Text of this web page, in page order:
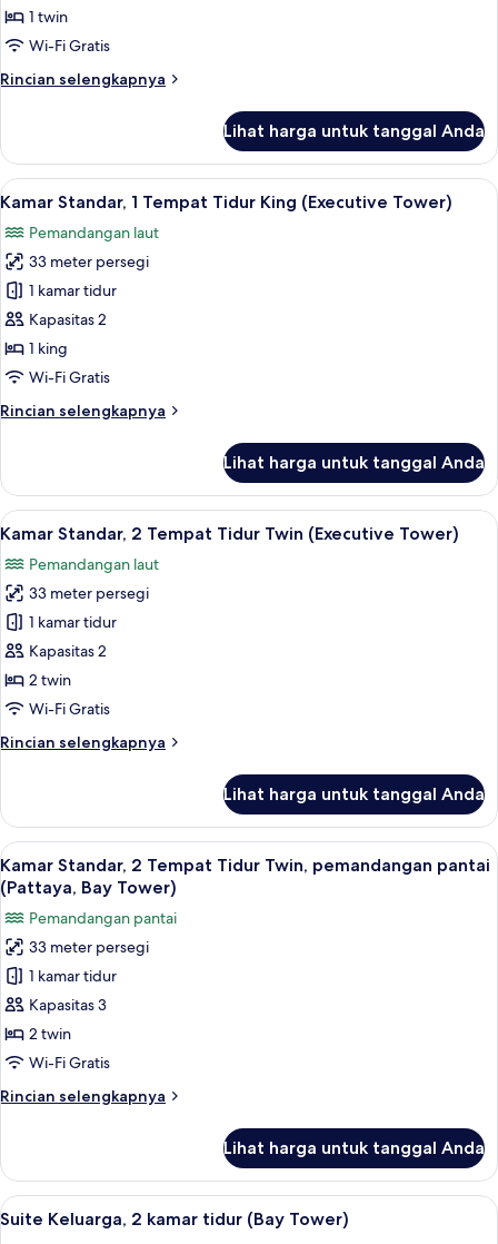
1 twin
Wi-Fi Gratis
Rincian selengkapnya
Rincian
Kamar
Standar
Lihat harga untuk tanggal Anda
Lihat
semua
foto
untuk
Kamar
Standar,
1
Tempat
King
Kamar Standar, 1 Tempat Tidur
3
Kamar Standar, 1 Tempat Tidur King (Executive Tower)
Pemandangan laut
33 meter persegi
1 kamar tidur
Kapasitas 2
1 king
Wi-Fi Gratis
Rincian selengkapnya
Rincian
Kamar
Standar,
1
Tidur
King
(Executive
Tower)
Lihat harga untuk tanggal Anda
Lihat
semua
foto
untuk
Kamar
Standar,
2
Tempat
Twin
Kamar Standar, 2 Tempat Tidur
6
Kamar Standar, 2 Tempat Tidur Twin (Executive Tower)
Pemandangan laut
33 meter persegi
1 kamar tidur
Kapasitas 2
2 twin
Wi-Fi Gratis
Rincian selengkapnya
Rincian
Kamar
Standar,
2
Tempat
Tidur
Twin
(Executive
Tower)
Lihat harga untuk tanggal Anda
Lihat
semua
foto
untuk
Kamar
Standar,
2
Tempat
Tidur
pemandangan
Bay
Tower)
Brankas, meja kerja, ruang kerja
5
Kamar Standar, 2 Tempat Tidur Twin, pemandangan pantai
(Pattaya, Bay Tower)
Pemandangan pantai
33 meter persegi
1 kamar tidur
Kapasitas 3
2 twin
Wi-Fi Gratis
Rincian selengkapnya
Rincian
Kamar
Standar,
2
Lihat harga untuk tanggal Anda
Lihat
semua
Brankas, meja kerja, ruang kerja
2
Suite Keluarga, 2 kamar tidur (Bay Tower)